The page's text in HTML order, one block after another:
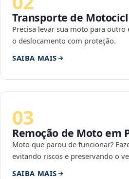
Transporte de
Precisa levar sua moto para outro
o deslocamento com proteção.
SAIBA MAIS
03
Remoção de Moto em
Moto que parou de funcionar?
evitando riscos e preservando o
SAIBA MAIS